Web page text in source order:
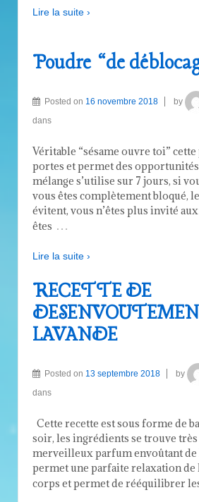
Lire la suite ›
Poudre “de
Posted on 16 novembre 2018 by
dans
Véritable “sésame ouvre toi”
portes et permet des
mélange s’utilise sur 7 jours, si
vous êtes complètement bloqué,
évitent, vous n’êtes plus invité
êtes …
Lire la suite ›
RECETTE DE
LAVANDE
Posted on 13 septembre 2018 by
dans
Cette recette est sous forme de
soir, les ingrédients se trouve
merveilleux parfum envoûtant de
permet une parfaite relaxation de
corps et permet de rééquilibrer